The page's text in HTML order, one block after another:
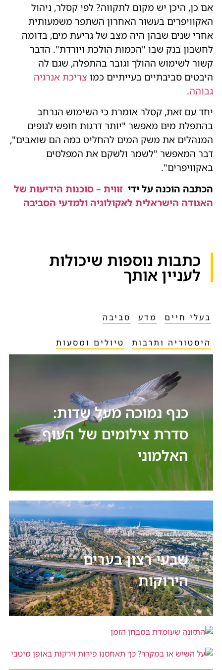
אם כן, היכן יש מקום לתקווה? לפי קסלר, ניהול
האקוויפרים בעשור האחרון השתפר משמעותית
אחרי שנים שבהן היה מצב של גריעת מים, בדומה
לחשבון בנק שבו "הכמות הולכת ויורדת". הדבר
קשור לשימוש ההולך וגובר בהתפלה, שגם לה
היבטים סביבתיים בעייתיים כמו צריכת אנרגיה
גבוהה.
יחד עם זאת, קסלר אומרת כי השימוש הנרחב
בהתפלת מים מאפשר "יותר דרגות חופש לגופים
המנהלים את משק המים להחליט כמה הם שואבים",
דבר המאפשר "לשמר ולשקם את המפלסים
באקוויפרים".
הכתבה הוכנה על ידי זווית– סוכנות הידיעות של
האגודה הישראלית לאקולוגיה ולמדעי הסביבה
כתבות נוספות שיכולות
לעניין אותך​
בעלי חיים מדע סביבה
היסטוריה ותרבות טיולים ומסעות
כנף נמוכה מעל שדות:
סדרת צילומים של העוף
האלמוני
שבעי רצון בערים
הירוקות
התזונה שעומדת במבחן הזמן
על השיש או במקרר? כך תאחסנו פירות